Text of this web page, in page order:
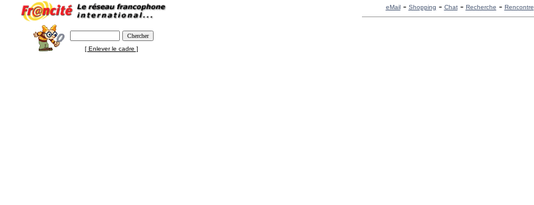
[ Enlever le cadre ]
eMail- Shopping - Chat- Recherche - Rencontre